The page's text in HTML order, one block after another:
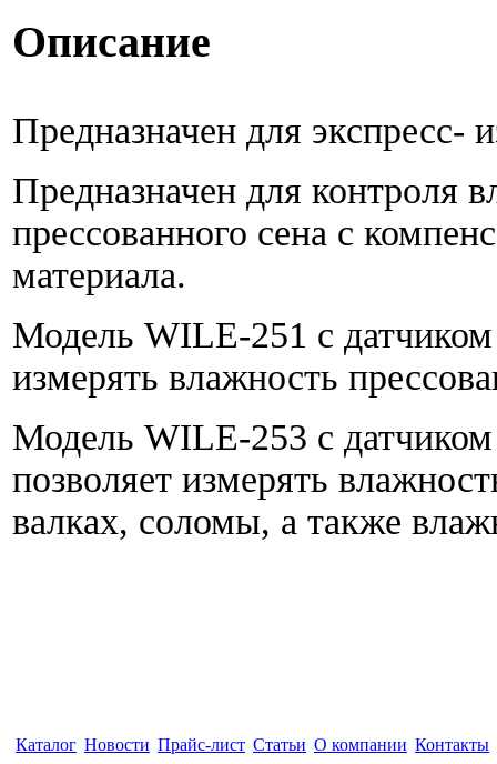
Описание
Предназначен для экспресс-
Предназначен для контроля
прессованного сена с
материала.
Модель WILE-251 с
измерять влажность
Модель WILE-253 с
позволяет измерять
валках, соломы, а также
Каталог Новости Прайс-лист Статьи О компании Контакты